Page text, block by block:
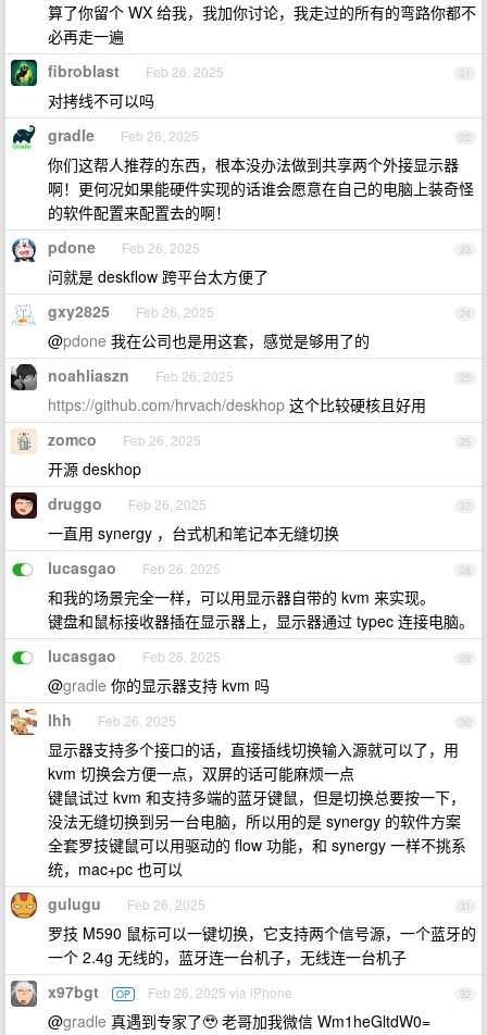
算了你留个 WX 给我，我加你讨论，我走过的所有的弯路你都不
必再走一遍
21
fibroblast Feb 26, 2025
对拷线不可以吗
22
gradle Feb 26, 2025
你们这帮人推荐的东西，根本没办法做到共享两个外接显示器
啊！更何况如果能硬件实现的话谁会愿意在自己的电脑上装奇怪
的软件配置来配置去的啊！
23
pdone Feb 26, 2025
问就是 deskflow 跨平台太方便了
24
gxy2825 Feb 26, 2025
@pdone 我在公司也是用这套，感觉是够用了的
25
noahliaszn Feb 26, 2025
https://github.com/hrvach/deskhop 这个比较硬核且好用
26
zomco Feb 26, 2025
开源 deskhop
27
druggo Feb 26, 2025
一直用 synergy ，台式机和笔记本无缝切换
28
lucasgao Feb 26, 2025
和我的场景完全一样，可以用显示器自带的 kvm 来实现。
键盘和鼠标接收器插在显示器上，显示器通过 typec 连接电脑。
29
lucasgao Feb 26, 2025
@gradle 你的显示器支持 kvm 吗
30
lhh Feb 26, 2025
显示器支持多个接口的话，直接插线切换输入源就可以了，用
kvm 切换会方便一点，双屏的话可能麻烦一点
键鼠试过 kvm 和支持多端的蓝牙键鼠，但是切换总要按一下，
没法无缝切换到另一台电脑，所以用的是 synergy 的软件方案
全套罗技键鼠可以用驱动的 flow 功能，和 synergy 一样不挑系
统，mac+pc 也可以
31
gulugu Feb 26, 2025
罗技 M590 鼠标可以一键切换，它支持两个信号源，一个蓝牙的
一个 2.4g 无线的，蓝牙连一台机子，无线连一台机子
32
x97bgt OP Feb 26, 2025 via iPhone
@gradle 真遇到专家了🥹 老哥加我微信 Wm1heGltdW0=